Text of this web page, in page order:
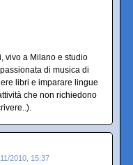
vivo a Milano e studio
di musica di
libri e imparare lingue
che non richiedono
2010, 15:37